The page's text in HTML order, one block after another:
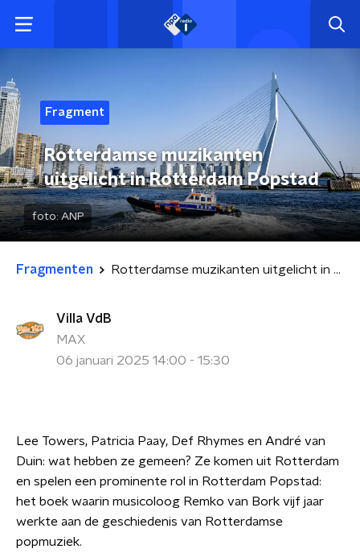
Fragment
Rotterdamse muzikanten
uitgelicht in Rotterdam Popstad
foto: ANP
Fragmenten Rotterdamse muzikanten uitgelicht in Rotterdam Popstad
Villa VdB
MAX
06 januari 2025 14:00 - 15:30
Lee Towers, Patricia Paay, Def Rhymes en André van
Duin: wat hebben ze gemeen? Ze komen uit Rotterdam
en spelen een prominente rol in Rotterdam Popstad:
het boek waarin musicoloog Remko van Bork vijf jaar
werkte aan de geschiedenis van Rotterdamse
popmuziek.